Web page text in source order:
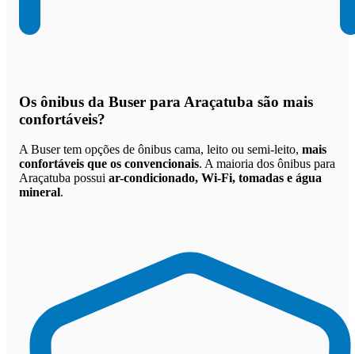
Os ônibus da Buser para Araçatuba são mais
confortáveis?
A Buser tem opções de ônibus cama, leito ou semi-leito, mais
confortáveis que os convencionais. A maioria dos ônibus para
Araçatuba possui ar-condicionado, Wi-Fi, tomadas e água
mineral.